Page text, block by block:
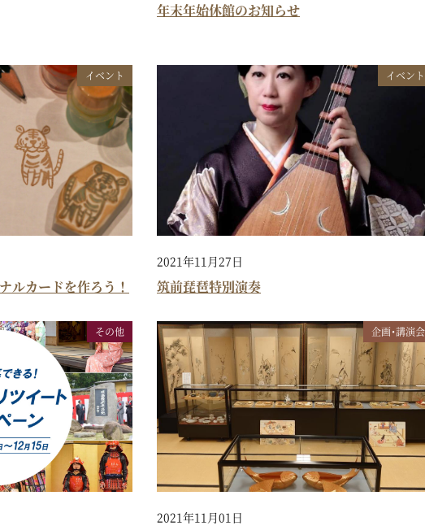
年末年始休館のお知らせ
イベント
ルカードを作ろう！
イベント
2021年11月27日
筑前琵琶特別演奏
その他 企画・講演会
2021年11月01日